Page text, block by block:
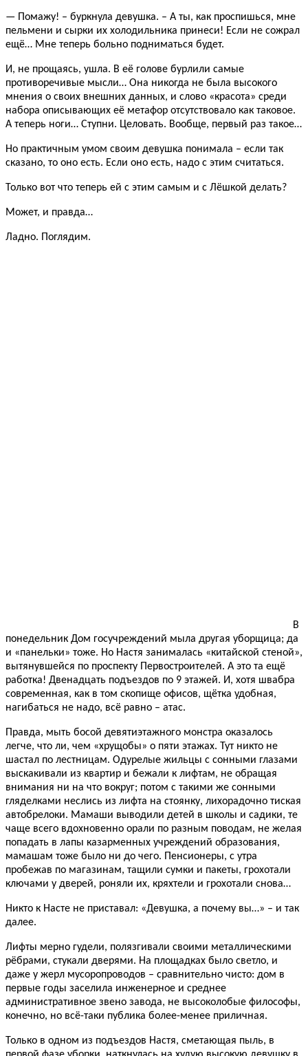
— Помажу! – буркнула девушка. – А ты, как проспишься, мне
пельмени и сырки их холодильника принеси! Если не сожрал
ещё… Мне теперь больно подниматься будет.
И, не прощаясь, ушла. В её голове бурлили самые
противоречивые мысли… Она никогда не была высокого
мнения о своих внешних данных, и слово «красота» среди
набора описывающих её метафор отсутствовало как таковое.
А теперь ноги… Ступни. Целовать. Вообще, первый раз такое…
Но практичным умом своим девушка понимала – если так
сказано, то оно есть. Если оно есть, надо с этим считаться.
Только вот что теперь ей с этим самым и с Лёшкой делать?
Может, и правда…
Ладно. Поглядим.
В
понедельник Дом госучреждений мыла другая уборщица; да
и «панельки» тоже. Но Настя занималась «китайской стеной»,
вытянувшейся по проспекту Первостроителей. А это та ещё
работка! Двенадцать подъездов по 9 этажей. И, хотя швабра
современная, как в том скопище офисов, щётка удобная,
нагибаться не надо, всё равно – атас.
Правда, мыть босой девятиэтажного монстра оказалось
легче, что ли, чем «хрущобы» о пяти этажах. Тут никто не
шастал по лестницам. Одурелые жильцы с сонными глазами
выскакивали из квартир и бежали к лифтам, не обращая
внимания ни на что вокруг; потом с такими же сонными
гляделками неслись из лифта на стоянку, лихорадочно тиская
автобрелоки. Мамаши выводили детей в школы и садики, те
чаще всего вдохновенно орали по разным поводам, не желая
попадать в лапы казарменных учреждений образования,
мамашам тоже было ни до чего. Пенсионеры, с утра
пробежав по магазинам, тащили сумки и пакеты, грохотали
ключами у дверей, роняли их, кряхтели и грохотали снова…
Никто к Насте не приставал: «Девушка, а почему вы…» – и так
далее.
Лифты мерно гудели, полязгивали своими металлическими
рёбрами, стукали дверями. На площадках было светло, и
даже у жерл мусоропроводов – сравнительно чисто: дом в
первые годы заселила инженерное и среднее
административное звено завода, не высоколобые философы,
конечно, но всё-таки публика более-менее приличная.
Только в одном из подъездов Настя, сметающая пыль, в